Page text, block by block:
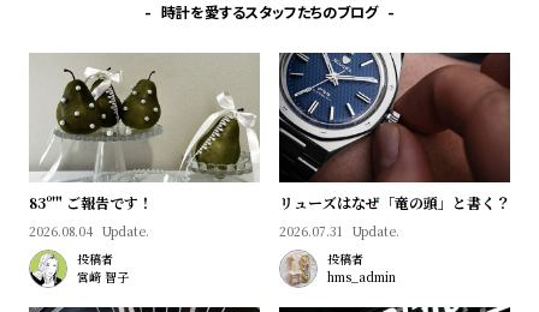
イ
計
証
プ
ラ
印
ー
ビ
ス
時計を愛するスタッフたちのブログ
83º'" ご報告です！
2026.08.04 Update.
投稿者
宮﨑 智子
リューズはなぜ「竜の頭」と書く？
2026.07.31 Update.
投稿者
hms_admin